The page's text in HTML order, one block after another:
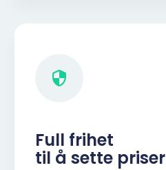
Full frihet
til å sette priser